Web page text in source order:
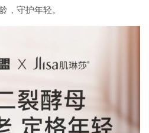
，守护年轻。